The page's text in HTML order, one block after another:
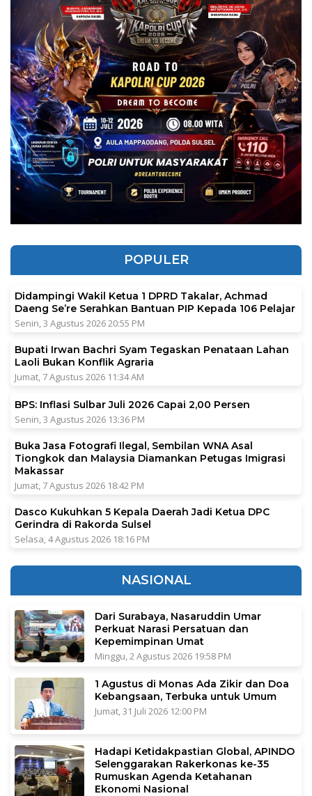
POPULER
Didampingi Wakil Ketua 1 DPRD Takalar, Achmad
Daeng Se’re Serahkan Bantuan PIP Kepada 106 Pelajar
Senin, 3 Agustus 2026 20:55 PM
Bupati Irwan Bachri Syam Tegaskan Penataan Lahan
Laoli Bukan Konflik Agraria
Jumat, 7 Agustus 2026 11:34 AM
BPS: Inflasi Sulbar Juli 2026 Capai 2,00 Persen
Senin, 3 Agustus 2026 13:36 PM
Buka Jasa Fotografi Ilegal, Sembilan WNA Asal
Tiongkok dan Malaysia Diamankan Petugas Imigrasi
Makassar
Jumat, 7 Agustus 2026 18:42 PM
Dasco Kukuhkan 5 Kepala Daerah Jadi Ketua DPC
Gerindra di Rakorda Sulsel
Selasa, 4 Agustus 2026 18:16 PM
NASIONAL
Dari Surabaya, Nasaruddin Umar
Perkuat Narasi Persatuan dan
Kepemimpinan Umat
Minggu, 2 Agustus 2026 19:58 PM
1 Agustus di Monas Ada Zikir dan Doa
Kebangsaan, Terbuka untuk Umum
Jumat, 31 Juli 2026 12:00 PM
Hadapi Ketidakpastian Global, APINDO
Selenggarakan Rakerkonas ke-35
Rumuskan Agenda Ketahanan
Ekonomi Nasional